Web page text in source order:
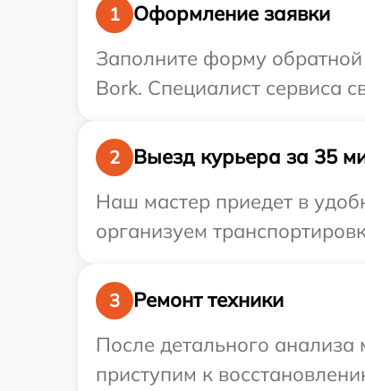
1
Оформление заявки
Заполните форму обратной
Bork. Специалист сервиса
2
Выезд курьера за 35
Наш мастер приедет в
организуем
3
Ремонт техники
После детального
приступим к